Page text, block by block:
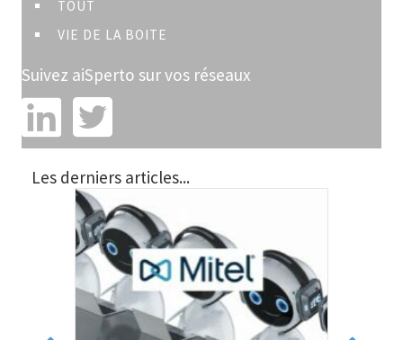
TOUT
VIE DE LA BOITE
Suivez aiSperto sur vos réseaux
Les derniers articles...